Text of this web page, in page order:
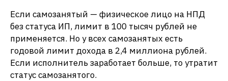
Если самозанятый — физическое лицо на НПД
без статуса ИП, лимит в 100 тысяч рублей не
применяется. Но у всех самозанятых есть
годовой лимит дохода в 2,4 миллиона рублей.
Если исполнитель заработает больше, то утратит
статус самозанятого.